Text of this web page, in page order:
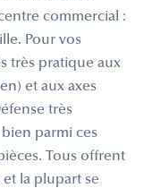
commercial :
Pour vos
très pratique aux
et aux axes
très
parmi ces
Tous offrent
la plupart se